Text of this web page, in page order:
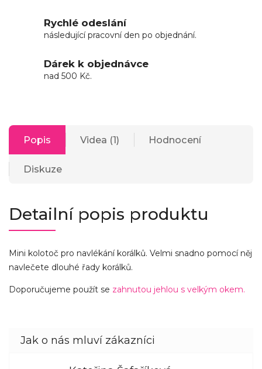
Rychlé odeslání
následující pracovní den po objednání.
Dárek k objednávce
nad 500 Kč.
Popis Videa (1) Hodnocení
Diskuze
Detailní popis produktu
Mini kolotoč pro navlékání korálků. Velmi snadno pomocí něj
navlečete dlouhé řady korálků.
Doporučujeme použít se zahnutou jehlou s velkým okem.